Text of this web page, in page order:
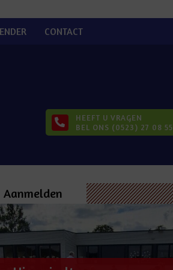
CONTACT
HEEFT U VRAGEN
BEL ONS (0523) 27 08 55
Aanmelden